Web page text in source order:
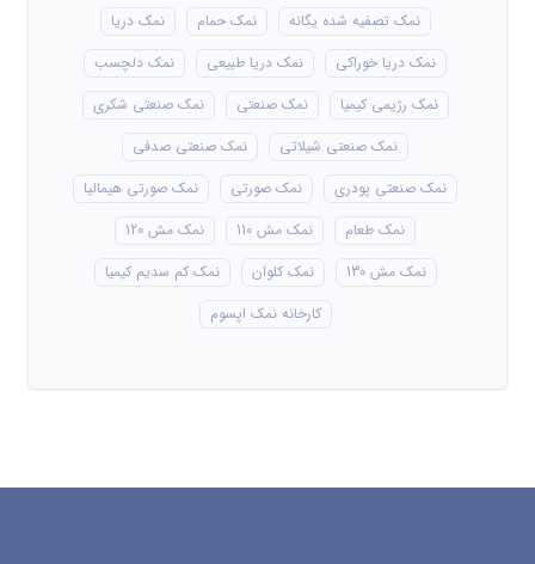
نمک تصفیه شده یگانه
نمک حمام
نمک دریا
نمک دریا خوراکی
نمک دریا طبیعی
نمک دلچسب
نمک رژیمی کیمیا
نمک صنعتی
نمک صنعتی شکری
نمک صنعتی شیلاتی
نمک صنعتی صدفی
نمک صنعتی پودری
نمک صورتی
نمک صورتی هیمالیا
نمک طعام
نمک مش 110
نمک مش 120
نمک مش 130
نمک کلوان
نمک کم سدیم کیمیا
کارخانه نمک اپسوم